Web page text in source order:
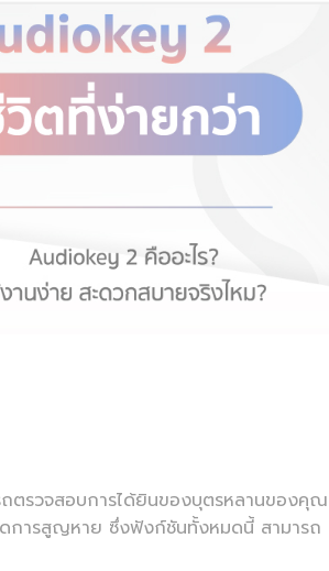
ตรวจสอบการได้ยินของบุตรหลานของคุณ
ดการสูญหาย ซึ่งฟังก์ชันทั้งหมดนี้ สามารถ